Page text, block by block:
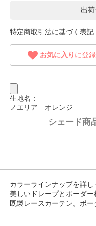
出荷
特定商取引法に基づく表記
お気に入り に登録
生地名：
ノエリア オレンジ
シェード
カラーラインナップを詳し
美しいドレープとボーダ
既製レースカーテン。ボ